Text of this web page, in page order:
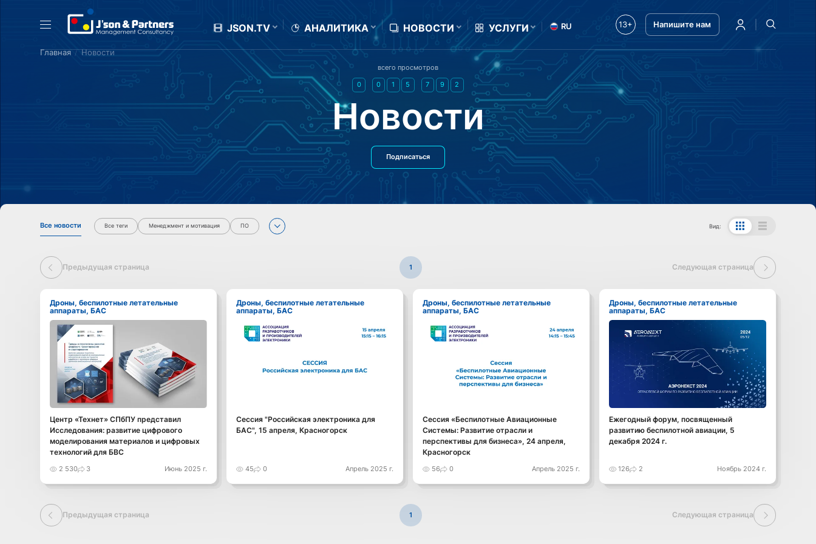
JSON.TV АНАЛИТИКА НОВОСТИ УСЛУГИ RU 13+ Напишите нам
Главная Новости
всего просмотров
0 0 1 5 7 9 2
Новости
Подписаться
Все новости Все теги Менеджмент и мотивация ПО Вид:
Предыдущая страница 1 Следующая страница
Дроны, беспилотные летательные
аппараты, БАС
Центр «Технет» СПбПУ представил
Исследования: развитие цифрового
моделирования материалов и цифровых
технологий для БВС
2 530 3 Июнь 2025 г.
Дроны, беспилотные летательные
аппараты, БАС
Сессия "Российская электроника для
БАС", 15 апреля, Красногорск
45 0 Апрель 2025 г.
Дроны, беспилотные летательные
аппараты, БАС
Сессия «Беспилотные Авиационные
Системы: Развитие отрасли и
перспективы для бизнеса», 24 апреля,
Красногорск
56 0 Апрель 2025 г.
Дроны, беспилотные летательные
аппараты, БАС
Ежегодный форум, посвященный
развитию беспилотной авиации, 5
декабря 2024 г.
126 2 Ноябрь 2024 г.
Предыдущая страница 1 Следующая страница